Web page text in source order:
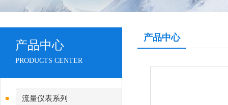
产品中心
PRODUCTS CENTER
流量仪表系列
产品中心